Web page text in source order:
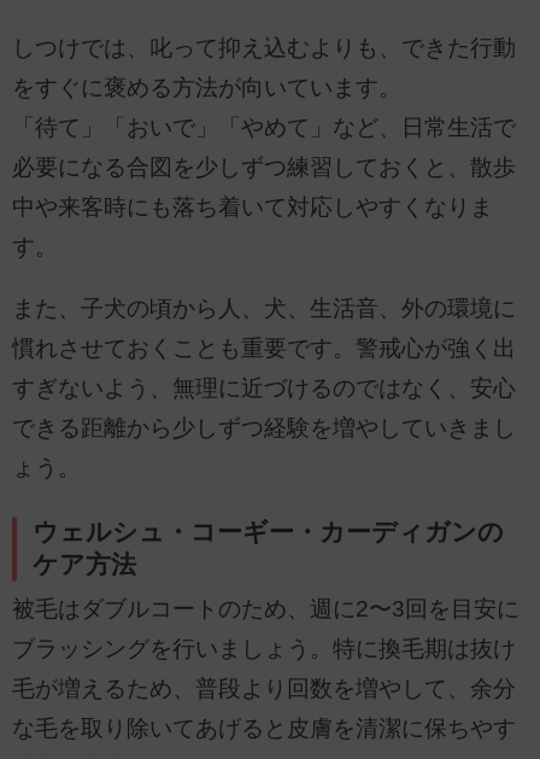
しつけでは、叱って抑え込むよりも、できた行動
をすぐに褒める方法が向いています。
「待て」「おいで」「やめて」など、日常生活で
必要になる合図を少しずつ練習しておくと、散歩
中や来客時にも落ち着いて対応しやすくなりま
す。
また、子犬の頃から人、犬、生活音、外の環境に
慣れさせておくことも重要です。警戒心が強く出
すぎないよう、無理に近づけるのではなく、安心
できる距離から少しずつ経験を増やしていきまし
ょう。
ウェルシュ・コーギー・カーディガンの
ケア方法
被毛はダブルコートのため、週に2〜3回を目安に
ブラッシングを行いましょう。特に換毛期は抜け
毛が増えるため、普段より回数を増やして、余分
な毛を取り除いてあげると皮膚を清潔に保ちやす